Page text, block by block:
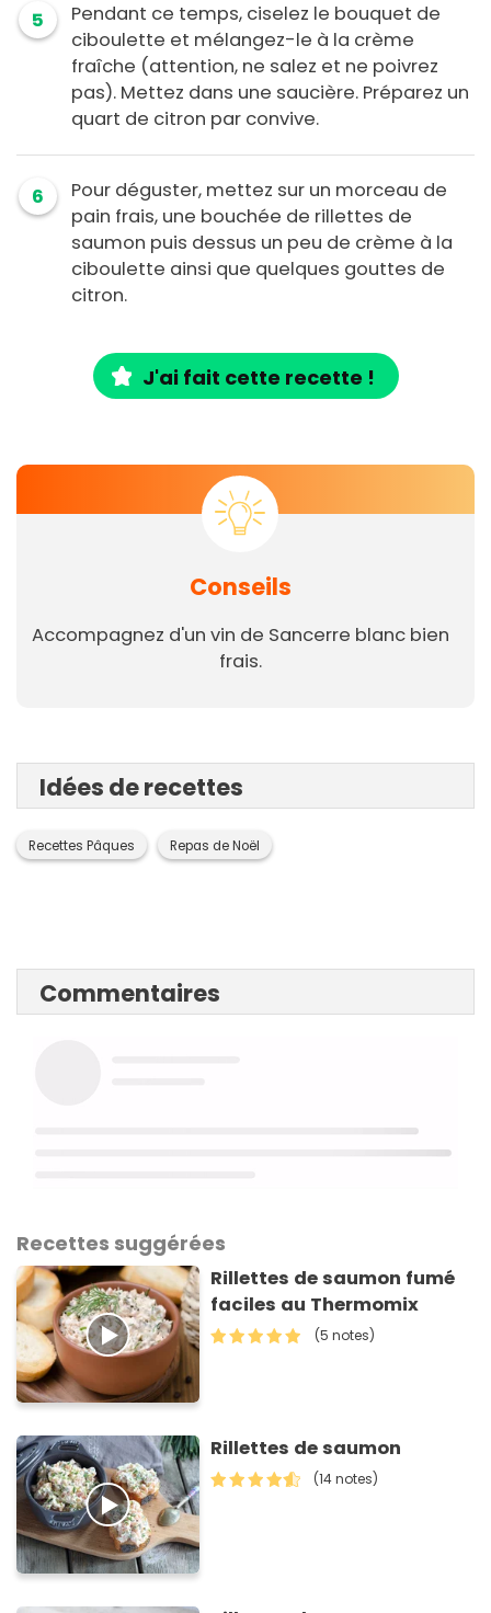
5
Pendant ce temps, ciselez le bouquet de
ciboulette et mélangez-le à la crème
fraîche (attention, ne salez et ne poivrez
pas). Mettez dans une saucière. Préparez un
quart de citron par convive.
6
Pour déguster, mettez sur un morceau de
pain frais, une bouchée de rillettes de
saumon puis dessus un peu de crème à la
ciboulette ainsi que quelques gouttes de
citron.
J'ai fait cette recette !
Conseils
Accompagnez d'un vin de Sancerre blanc bien
frais.
Idées de recettes
Recettes Pâques Repas de Noël
Commentaires
Recettes suggérées
Rillettes de saumon fumé
faciles au Thermomix
(5 notes)
Rillettes de saumon
(14 notes)